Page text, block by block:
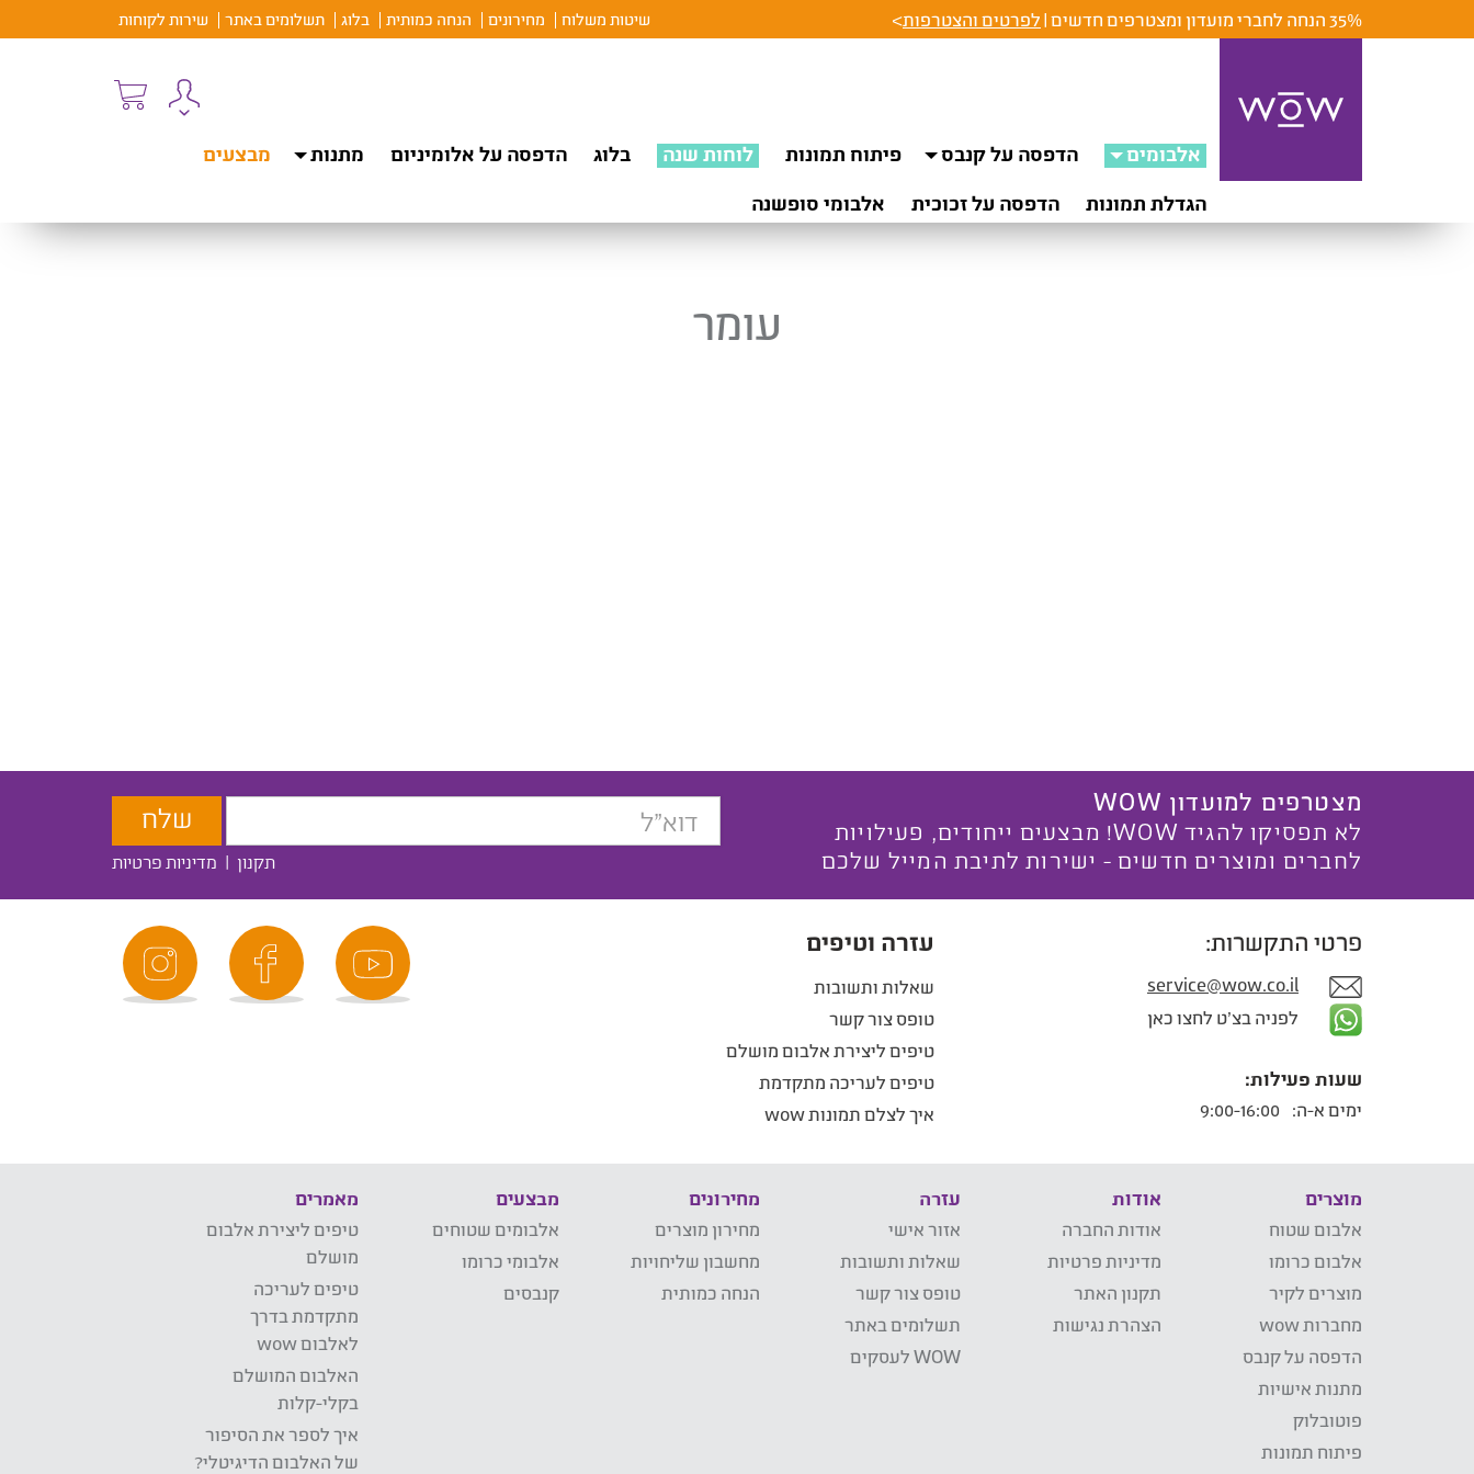
35% הנחה לחברי מועדון ומצטרפים חדשים | לפרטים והצטרפות> שיטות משלוח מחירונים הנחה כמותית בלוג תשלומים באתר שירות לקוחות
אלבומים הדפסה על קנבס פיתוח תמונות לוחות שנה בלוג הדפסה על אלומיניום מתנות
מבצעים
הגדלת תמונות
הדפסה על זכוכית אלבומי סופשנה
עומר
מצטרפים למועדון WOW
לא תפסיקו להגיד WOW! מבצעים ייחודים, פעילויות
לחברים ומוצרים חדשים - ישירות לתיבת המייל שלכם
תקנון | מדיניות פרטיות
פרטי התקשרות:
service@wow.co.il
לפניה בצ'ט לחצו כאן
שעות פעילות:
ימים א-ה:
עזרה וטיפים
שאלות ותשובות
טופס צור קשר
טיפים ליצירת אלבום מושלם
טיפים לעריכה מתקדמת
איך לצלם תמונות wow
מוצרים
אלבום שטוח
אלבום כרומו
מוצרים לקיר
מחברות wow
הדפסה על קנבס
מתנות אישיות
פוטובלוק
פיתוח תמונות
אודות
אודות החברה
מדיניות פרטיות
תקנון האתר
הצהרת נגישות
עזרה
אזור אישי
שאלות ותשובות
טופס צור קשר
תשלומים באתר
WOW לעסקים
מחירונים
מחירון מוצרים
מחשבון שליחויות
הנחה כמותית
מבצעים
אלבומים שטוחים
אלבומי כרומו
קנבסים
מאמרים
טיפים ליצירת אלבום
מושלם
טיפים לעריכה
מתקדמת בדרך
לאלבום wow
האלבום המושלם
בקלי-קלות
איך לספר את הסיפור
של האלבום הדיגיטלי?